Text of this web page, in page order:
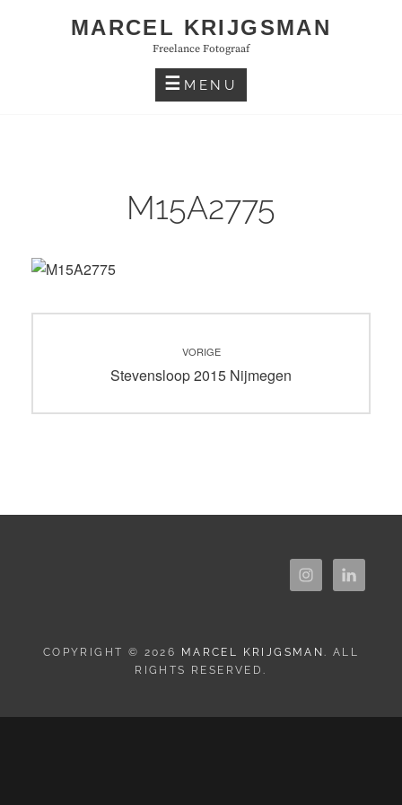
MARCEL KRIJGSMAN
Freelance Fotograaf
MENU
M15A2775
navigatie
VORIGE
Vorig
Stevensloop 2015 Nijmegen
COPYRIGHT © 2026 MARCEL KRIJGSMAN. ALL
RIGHTS RESERVED.